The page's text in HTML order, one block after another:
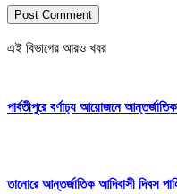
এই বিভাগের আরও খবর
পার্বতীপুরে বর্ণাঢ্য আয়োজনে
তানোরে আন্তর্জাতিক আদিবাসী দিবস